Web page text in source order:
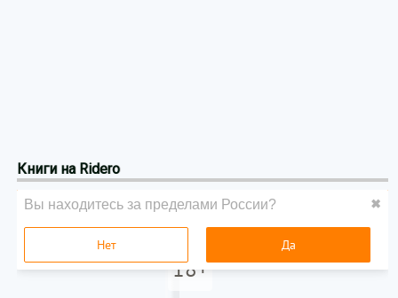
Книги на Ridero